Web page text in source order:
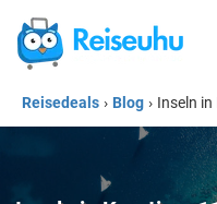
Reisedeals › Blog › Inseln